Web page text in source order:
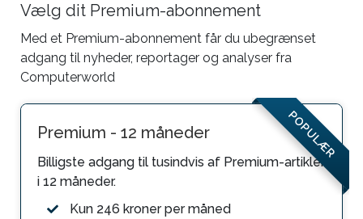
Vælg dit Premium-abonnement
Med et Premium-abonnement får du ubegrænset
adgang til nyheder, reportager og analyser fra
Computerworld
POPULÆR
Premium - 12 måneder
Billigste adgang til tusindvis af Premium-artikler
i 12 måneder.
Kun 246 kroner per måned